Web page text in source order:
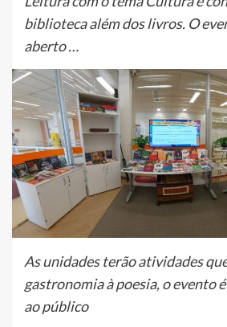
biblioteca além dos livros. O
aberto …
As unidades terão atividades
gastronomia à poesia, o evento
ao público